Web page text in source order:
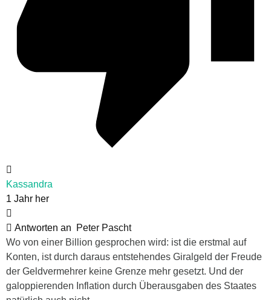
Kassandra
1 Jahr her
Antworten an
Peter Pascht
Wo von einer Billion gesprochen wird: ist die erstmal auf
Konten, ist durch daraus entstehendes Giralgeld der Freude
der Geldvermehrer keine Grenze mehr gesetzt. Und der
galoppierenden Inflation durch Überausgaben des Staates